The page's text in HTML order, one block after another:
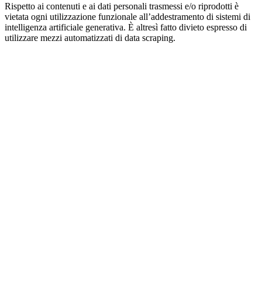
Rispetto ai contenuti e ai dati personali trasmessi e/o riprodotti è
vietata ogni utilizzazione funzionale all’addestramento di sistemi di
intelligenza artificiale generativa. È altresì fatto divieto espresso di
utilizzare mezzi automatizzati di data scraping.